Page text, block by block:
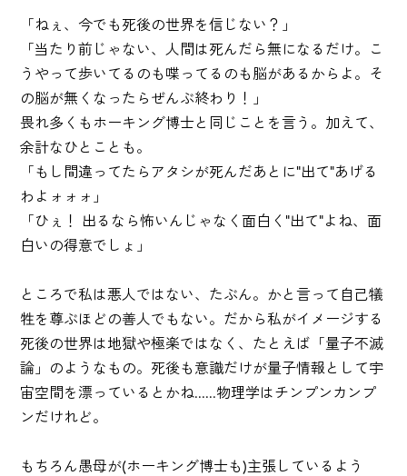
「ねぇ、今でも死後の世界を信じない？」
「当たり前じゃない、人間は死んだら無になるだけ。こ
うやって歩いてるのも喋ってるのも脳があるからよ。そ
の脳が無くなったらぜんぶ終わり！」
畏れ多くもホーキング博士と同じことを言う。加えて、
余計なひとことも。
「もし間違ってたらアタシが死んだあとに"出て"あげる
わよォォォ」
「ひぇ！ 出るなら怖いんじゃなく面白く"出て"よね、面
白いの得意でしょ」
ところで私は悪人ではない、たぶん。かと言って自己犠
牲を尊ぶほどの善人でもない。だから私がイメージする
死後の世界は地獄や極楽ではなく、たとえば「量子不滅
論」のようなもの。死後も意識だけが量子情報として宇
宙空間を漂っているとかね......物理学はチンプンカンプ
ンだけれど。
もちろん愚母が(ホーキング博士も)主張しているよう